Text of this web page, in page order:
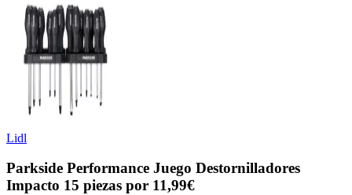
Lidl
Parkside Performance Juego Destornilladores
Impacto 15 piezas por 11,99€